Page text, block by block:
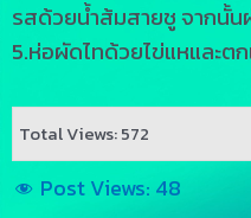
รสด้วยน้ำส้มสายชู จากนั้น
5.ห่อผัดไทด้วยไข่แหและต
Total Views: 572
Post Views: 48